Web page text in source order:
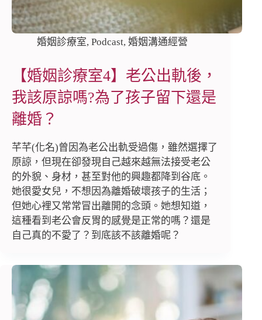
婚姻診療室, Podcast, 婚姻溝通經營
【婚姻診療室4】老公出軌後，
我該原諒嗎?為了孩子留下還是
離婚？
芊芊(化名)曾因為老公出軌受過傷，雖然選擇了
原諒，但現在卻發現自己越來越無法接受老公
的外貌、身材，甚至對他的興趣都降到谷底。
她很愛女兒，不想因為離婚破壞孩子的生活；
但她心裡又常常冒出離開的念頭。她想知道，
這種看到老公會反胃的感覺是正常的嗎？還是
自己真的不愛了？到底該不該離婚呢？